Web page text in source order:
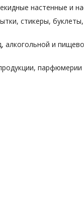
настенные и
стикеры,
алкогольной и